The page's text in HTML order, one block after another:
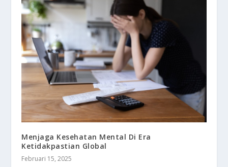
Menjaga Kesehatan Mental Di Era
Ketidakpastian Global
Februari 15, 2025